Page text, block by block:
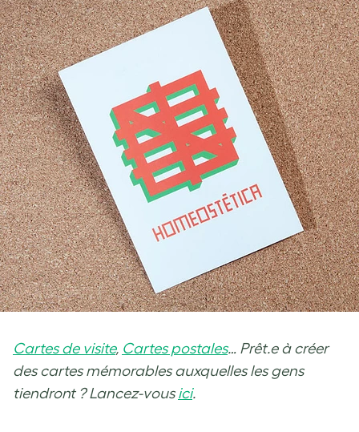
Cartes de visite, Cartes postales… Prêt.e à créer
des cartes mémorables auxquelles les gens
tiendront ? Lancez-vousici.